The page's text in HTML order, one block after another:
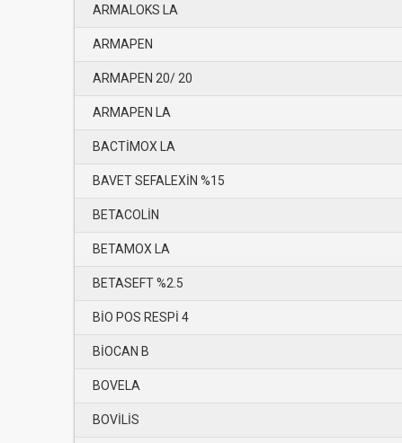
ARMALOKS LA
ARMAPEN
ARMAPEN 20/ 20
ARMAPEN LA
BACTİMOX LA
BAVET SEFALEXİN %15
BETACOLİN
BETAMOX LA
BETASEFT %2.5
BİO POS RESPİ 4
BİOCAN B
BOVELA
BOVİLİS